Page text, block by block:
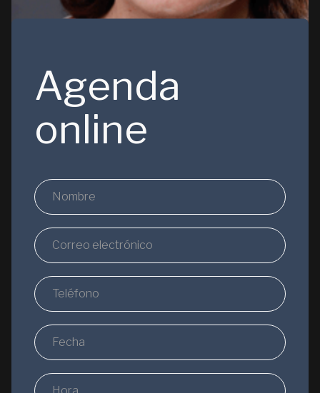
Agenda
online